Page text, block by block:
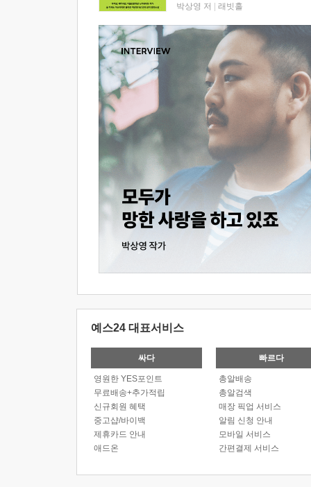
박상영 저 래빗홀
예스24 대표서비스
싸다
영원한 YES포인트
무료배송+추가적립
신규회원 혜택
중고샵/바이백
제휴카드 안내
애드온
빠르다
총알배송
총알검색
매장 픽업 서비스
알림 신청 안내
모바일 서비스
간편결제 서비스